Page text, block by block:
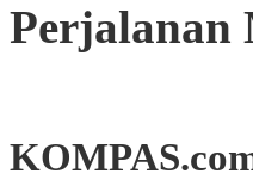
Perjalanan